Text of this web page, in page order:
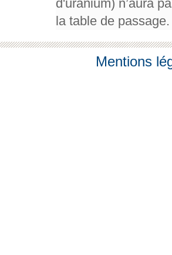
d'uranium) n’aura
la table de passage.
Mentions